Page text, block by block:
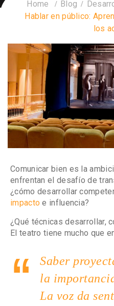
Home Blog
Hablar en público:
los
Comunicar bien es la
enfrentan el desafío de
¿cómo desarrollar
impacto e influencia?
¿Qué técnicas desarrollar,
El teatro tiene mucho que
Saber
la
La voz da